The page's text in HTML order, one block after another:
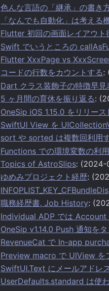
色んな言語の「継承」の書き
「なんでも自動化」は考える
Flutter 初回の画面レイアウ
Swift でいうところの
Flutter XxxPage vs
コードの行数をカウントする:
Dart クラス装飾子の特徴早見
5 ヶ月間の育休を振り返る:
OneSip iOS 1.15.0 をリリース
SwiftUI View を
sort や sorted は複数回利用
Functions での環境変数の利用
Topics of AstroSlips: (2024-
ゆめみプロジェクト経歴:
職務経歴書, Job History:
Individual ADP では
OneSip v1.14.0 Push 通知を
RevenueCat で In-app
Preview macro で UIView を
SwiftUI.Text にメールアドレ
UserDefaults.standard は使